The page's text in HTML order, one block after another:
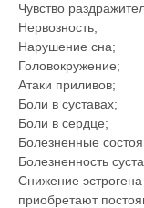
Чувство
Нервозность;
Нарушение сна;
Головокружение;
Атаки приливов;
Боли в суставах;
Боли в сердце;
Болезненные
Болезненность
Снижение
приобретают